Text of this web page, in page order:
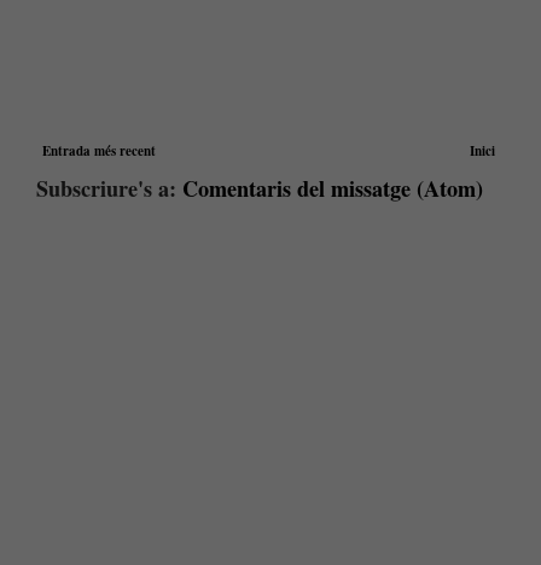
Entrada més recent Inici
Subscriure's a: Comentaris del missatge (Atom)